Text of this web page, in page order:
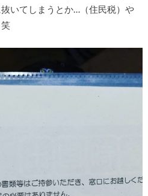
いてしまうとか…（住民税）や